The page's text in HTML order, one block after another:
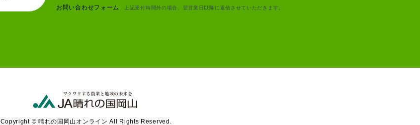
お問い合わせフォーム 上記受付時間外の場合、翌営業日以降に返信させていただきます。
Copyright © 晴れの国岡山オンライン All Rights Reserved.